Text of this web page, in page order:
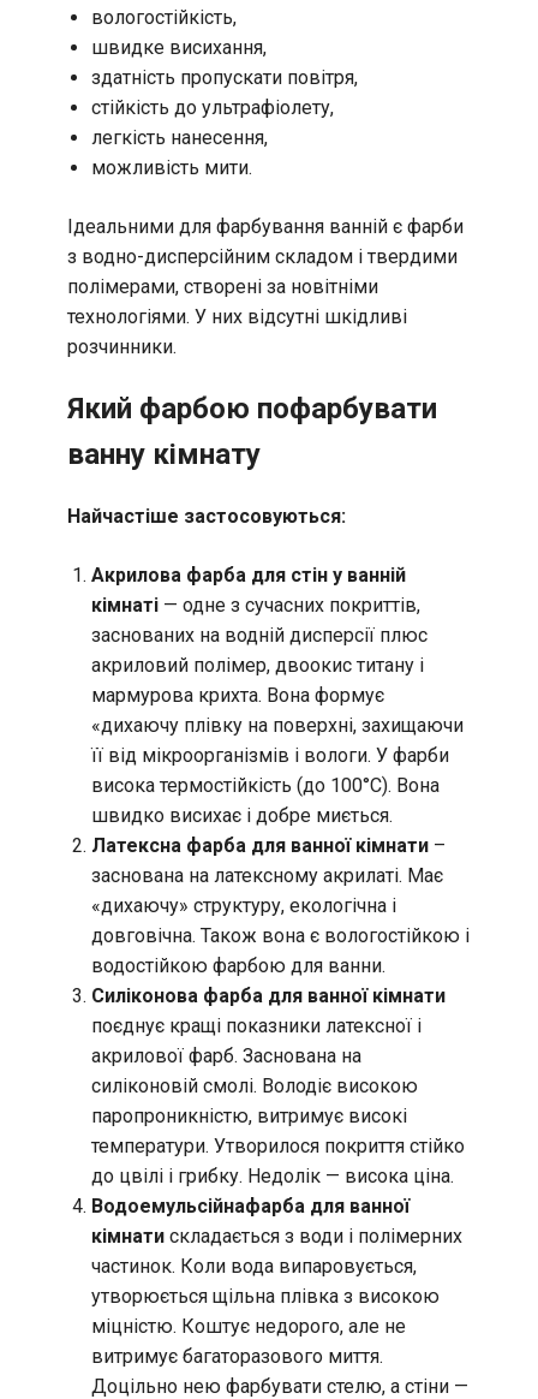
вологостійкість,
швидке висихання,
здатність пропускати повітря,
стійкість до ультрафіолету,
легкість нанесення,
можливість мити.
Ідеальними для фарбування ванній є фарби
з водно-дисперсійним складом і твердими
полімерами, створені за новітніми
технологіями. У них відсутні шкідливі
розчинники.
Який фарбою пофарбувати
ванну кімнату
Найчастіше застосовуються:
Акрилова фарба для стін у ванній
кімнаті — одне з сучасних покриттів,
заснованих на водній дисперсії плюс
акриловий полімер, двоокис титану і
мармурова крихта. Вона формує
«дихаючу плівку на поверхні, захищаючи
її від мікроорганізмів і вологи. У фарби
висока термостійкість (до 100°С). Вона
швидко висихає і добре миється.
Латексна фарба для ванної кімнати –
заснована на латексному акрилаті. Має
«дихаючу» структуру, екологічна і
довговічна. Також вона є вологостійкою і
водостійкою фарбою для ванни.
Силіконова фарба для ванної кімнати
поєднує кращі показники латексної і
акрилової фарб. Заснована на
силіконовій смолі. Володіє високою
паропроникністю, витримує високі
температури. Утворилося покриття стійко
до цвілі і грибку. Недолік — висока ціна.
Водоемульсійнафарба для ванної
кімнати складається з води і полімерних
частинок. Коли вода випаровується,
утворюється щільна плівка з високою
міцністю. Коштує недорого, але не
витримує багаторазового миття.
Доцільно нею фарбувати стелю, а стіни —